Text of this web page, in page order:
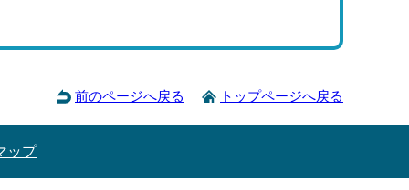
前のページへ戻る トップページへ戻る
ップ